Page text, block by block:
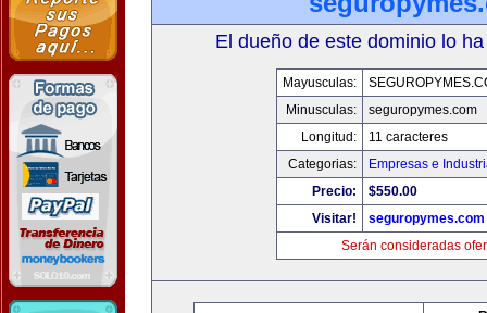
El dueño de este dominio lo
Mayusculas:
Minusculas:
seguropymes.com
Longitud:
11 caracteres
Categorias:
Empresas e
Precio:
$550.00
Visitar!
seguropymes.com
Serán consideradas